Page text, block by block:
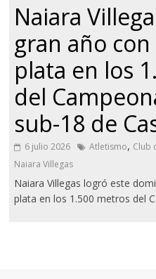
Naiara
gran año
plata en los
del
sub-18 de
6 julio 2026 Atletismo, Club
Naiara Villegas
Naiara Villegas logró este
plata en los 1.500 metros del